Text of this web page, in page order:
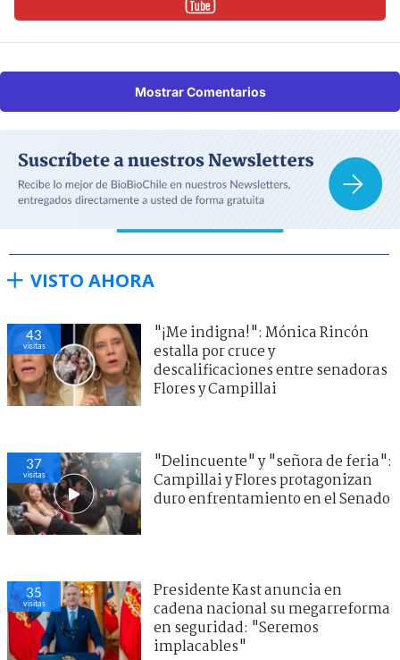
Mostrar Comentarios
VISTO AHORA
43
visitas
"¡Me indigna!": Mónica Rincón
estalla por cruce y
descalificaciones entre senadoras
Flores y Campillai
37
visitas
"Delincuente" y "señora de feria":
Campillai y Flores protagonizan
duro enfrentamiento en el Senado
35
visitas
Presidente Kast anuncia en
cadena nacional su megarreforma
en seguridad: "Seremos
implacables"